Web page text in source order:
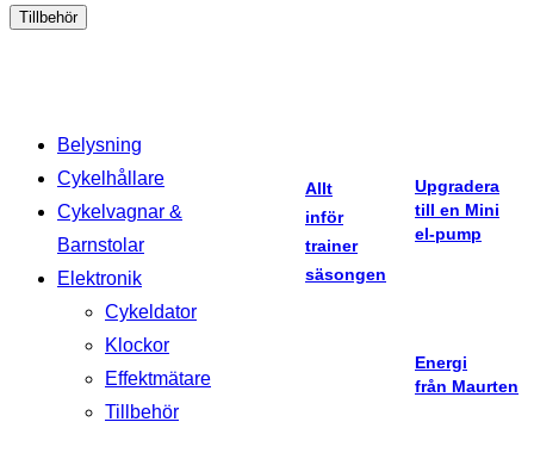
Tillbehör
Belysning
Cykelhållare
Cykelvagnar &
Barnstolar
Elektronik
Cykeldator
Klockor
Effektmätare
Tillbehör
Allt
inför
trainer
säsongen
Upgradera
till en Mini
el-pump
Energi
från Maurten